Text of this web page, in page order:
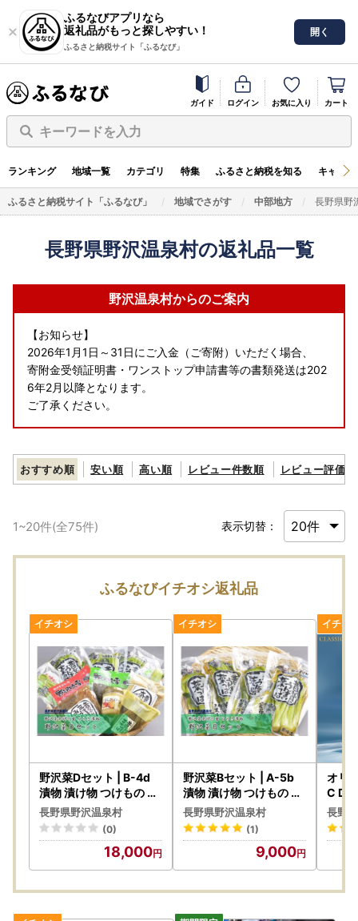
ふるなびアプリなら
返礼品がもっと探しやすい！
ふるさと納税サイト「ふるなび」
開く
ガイド ログイン お気に入り カート
キーワードを入力
ランキング 地域一覧 カテゴリ 特集 ふるさと納税を知る キャン
ふるさと納税サイト「ふるなび」 地域でさがす 中部地方 長野県野
長野県野沢温泉村の返礼品一覧
野沢温泉村からのご案内
【お知らせ】
2026年1月1日～31日にご入金（ご寄附）いただく場合、
寄附金受領証明書・ワンストップ申請書等の書類発送は202
6年2月以降となります。
ご了承ください。
おすすめ順 安い順 高い順 レビュー件数順 レビュー評価順
1~20件(全75件) 表示切替：
ふるなびイチオシ返礼品
野沢菜Dセット | B-4d
漬物 漬け物 つけもの ご
はんのお供 おつまみ 詰
め合わせ
長野県野沢温泉村
(0)
18,000
野沢菜Bセット | A-5b
漬物 漬け物 つけもの 信
州 野沢温泉村 10000円
1万円以下
長野県野沢温泉村
(1)
9,000
オリ
C
5-2
産 ジ
ボタ
長野